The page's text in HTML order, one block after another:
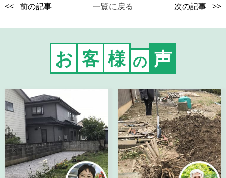
<< 前の記事 一覧に戻る 次の記事 >>
お 客 様 の 声